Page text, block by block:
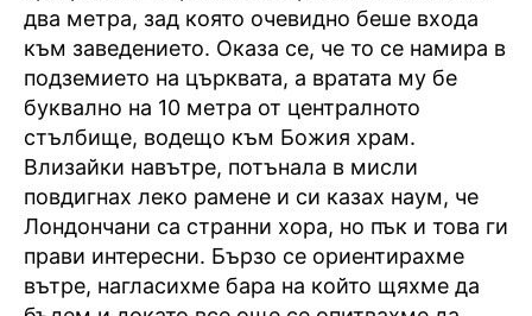
два метра, зад която очевидно беше входа
към заведението. Оказа се, че то се намира в
подземието на църквата, а вратата му бе
буквално на 10 метра от централното
стълбище, водещо към Божия храм.
Влизайки навътре, потънала в мисли
повдигнах леко рамене и си казах наум, че
Лондончани са странни хора, но пък и това ги
прави интересни. Бързо се ориентирахме
вътре, нагласихме бара на който щяхме да